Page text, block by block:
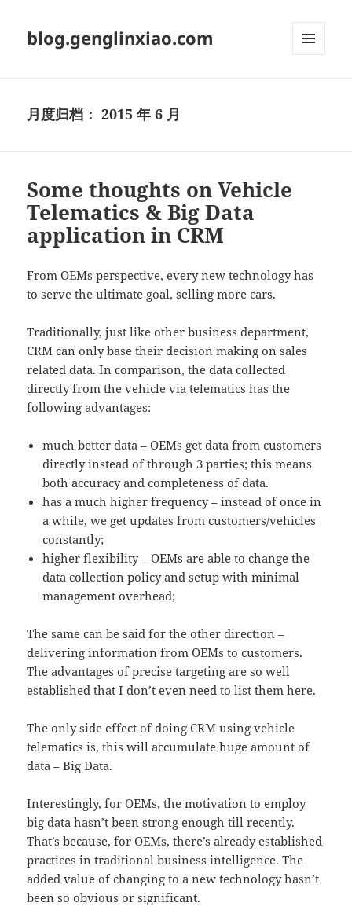
blog.genglinxiao.com
月度归档：2015 年 6 月
Some thoughts on Vehicle
Telematics & Big Data
application in CRM
From OEMs perspective, every new technology has
to serve the ultimate goal, selling more cars.
Traditionally, just like other business department,
CRM can only base their decision making on sales
related data. In comparison, the data collected
directly from the vehicle via telematics has the
following advantages:
much better data – OEMs get data from customers
directly instead of through 3 parties; this means
both accuracy and completeness of data.
has a much higher frequency – instead of once in
a while, we get updates from customers/vehicles
constantly;
higher flexibility – OEMs are able to change the
data collection policy and setup with minimal
management overhead;
The same can be said for the other direction –
delivering information from OEMs to customers.
The advantages of precise targeting are so well
established that I don’t even need to list them here.
The only side effect of doing CRM using vehicle
telematics is, this will accumulate huge amount of
data – Big Data.
Interestingly, for OEMs, the motivation to employ
big data hasn’t been strong enough till recently.
That’s because, for OEMs, there’s already established
practices in traditional business intelligence. The
added value of changing to a new technology hasn’t
been so obvious or significant.